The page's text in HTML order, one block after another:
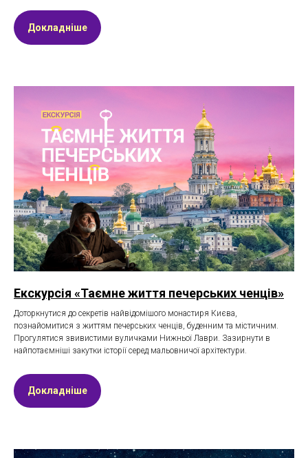
Докладніше
Екскурсія «Таємне життя печерських ченців»
Доторкнутися до секретів найвідомішого монастиря Києва,
познайомитися з життям печерських ченців, буденним та містичним.
Прогулятися звивистими вуличками Нижньої Лаври. Зазирнути в
найпотаємніші закутки історії серед мальовничої архітектури.
Докладніше